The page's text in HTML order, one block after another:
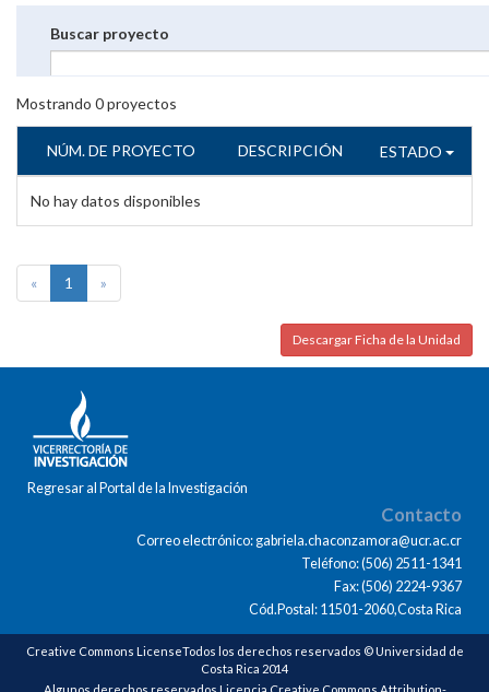
Buscar proyecto
Mostrando 0proyectos
NÚM. DE PROYECTO DESCRIPCIÓN ESTADO
No hay datos disponibles
« 1 »
Descargar Ficha de la Unidad
Regresar al Portal de la Investigación
Contacto
Correo electrónico: gabriela.chaconzamora@ucr.ac.cr
Teléfono: (506) 2511-1341
Fax: (506) 2224-9367
Cód.Postal: 11501-2060,Costa Rica
Creative Commons LicenseTodos los derechos reservados © Universidad de
Costa Rica 2014